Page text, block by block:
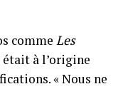
comme Les
à l’origine
« Nous ne